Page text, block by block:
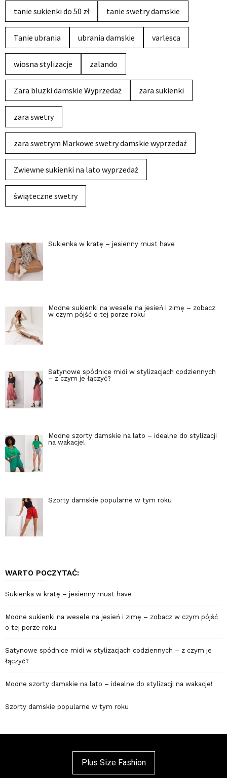
tanie sukienki do 50 zł tanie swetry damskie
Tanie ubrania ubrania damskie varlesca
wiosna stylizacje zalando
Zara bluzki damskie Wyprzedaż zara sukienki
zara swetry
zara swetrym Markowe swetry damskie wyprzedaż
Zwiewne sukienki na lato wyprzedaż
świąteczne swetry
Sukienka w kratę – jesienny must have
Modne sukienki na wesele na jesień i zimę – zobacz
w czym pójść o tej porze roku
Satynowe spódnice midi w stylizacjach codziennych
– z czym je łączyć?
Modne szorty damskie na lato – idealne do stylizacji
na wakacje!
Szorty damskie popularne w tym roku
WARTO POCZYTAĆ:
Sukienka w kratę – jesienny must have
Modne sukienki na wesele na jesień i zimę – zobacz w czym pójść
o tej porze roku
Satynowe spódnice midi w stylizacjach codziennych – z czym je
łączyć?
Modne szorty damskie na lato – idealne do stylizacji na wakacje!
Szorty damskie popularne w tym roku
Plus Size Fashion